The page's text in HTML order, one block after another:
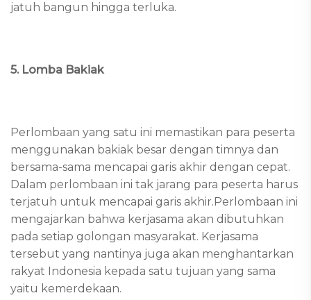
jatuh bangun hingga terluka.
5. Lomba Bakiak
Perlombaan yang satu ini memastikan para peserta
menggunakan bakiak besar dengan timnya dan
bersama-sama mencapai garis akhir dengan cepat.
Dalam perlombaan ini tak jarang para peserta harus
terjatuh untuk mencapai garis akhir.Perlombaan ini
mengajarkan bahwa kerjasama akan dibutuhkan
pada setiap golongan masyarakat. Kerjasama
tersebut yang nantinya juga akan menghantarkan
rakyat Indonesia kepada satu tujuan yang sama
yaitu kemerdekaan.